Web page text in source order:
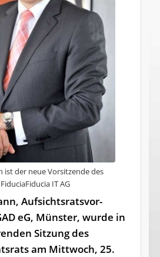
ist der neue Vorsitzende des
IT AG
Aufsichts­rats­vor­
eG, Münster, wurde in
Sitzung des
am Mittwoch, 25.